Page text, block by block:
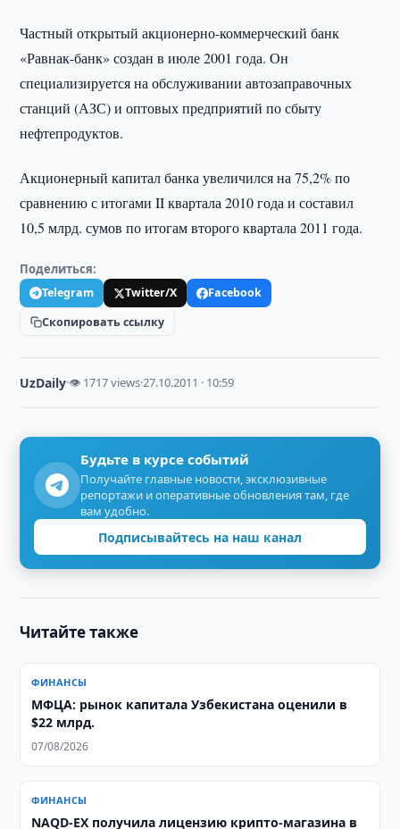
Частный открытый акционерно-коммерческий банк
«Равнак-банк» создан в июле 2001 года. Он
специализируется на обслуживании автозаправочных
станций (АЗС) и оптовых предприятий по сбыту
нефтепродуктов.
Акционерный капитал банка увеличился на 75,2% по
сравнению с итогами II квартала 2010 года и составил
10,5 млрд. сумов по итогам второго квартала 2011 года.
Поделиться:
Telegram Twitter/X
Facebook
Скопировать ссылку
UzDaily·👁 1717 views·27.10.2011 · 10:59
Будьте в курсе событий
Получайте главные новости, эксклюзивные
репортажи и оперативные обновления там, где
вам удобно.
Подписывайтесь на наш канал
Читайте также
ФИНАНСЫ
МФЦА: рынок капитала Узбекистана оценили в
$22 млрд.
07/08/2026
ФИНАНСЫ
NAQD-EX получила лицензию крипто-магазина в